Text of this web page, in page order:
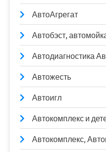
АвтоАгрегат
Автобэст,
Автодиагностика
Автожесть
Автоигл
Автокомплекс и
Автокомплекс,